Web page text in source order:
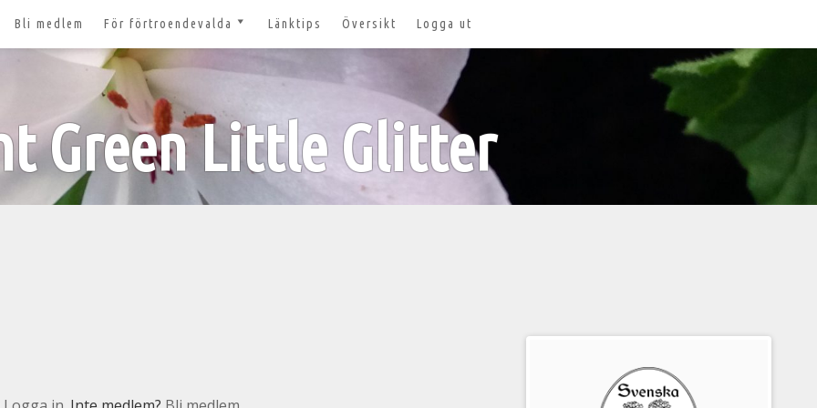
lösenord?
Bli medlem För förtroendevalda
Nyheter och tips 2026-03-20
Styrelsesidan
Bildbanken
Dokument för
förtroendevalda
Lägg till aktivitet
Länktips Översikt Logga ut
Green Little Glitter